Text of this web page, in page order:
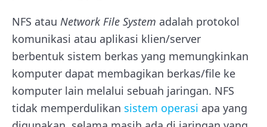
NFS atau Network File System adalah protokol
komunikasi atau aplikasi klien/server
berbentuk sistem berkas yang memungkinkan
komputer dapat membagikan berkas/file ke
komputer lain melalui sebuah jaringan. NFS
tidak memperdulikan sistem operasi apa yang